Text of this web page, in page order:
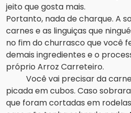
jeito que gosta mais.
Portanto, nada de charque. A
carnes e as linguiças que
no fim do churrasco que você
demais ingredientes e o
próprio Arroz Carreteiro.
Você vai precisar da carne
picada em cubos. Caso
que foram cortadas em